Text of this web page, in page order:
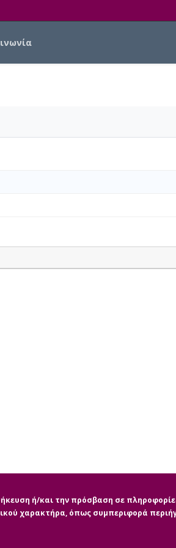
ή/και την πρόσβαση σε
χαρακτήρα, όπως συμπεριφορά